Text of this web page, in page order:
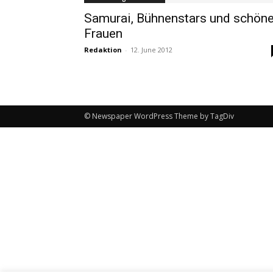
Samurai, Bühnenstars und
Frauen
Redaktion - 12. June 2012
© Newspaper WordPress Theme by TagDiv